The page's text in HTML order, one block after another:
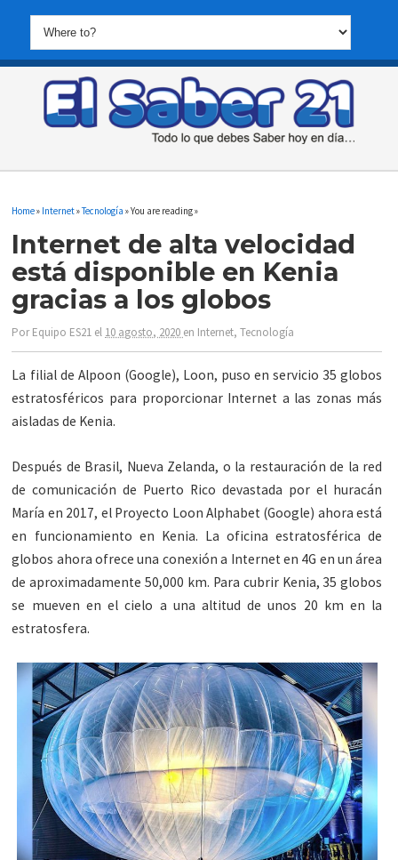
Home» Internet»Tecnología » You are reading »
Internet de alta velocidad
está disponible en Kenia
gracias a los globos
PorEquipo ES21 el 10 agosto, 2020 en Internet,Tecnología
La filial de Alpoon (Google), Loon, puso en servicio 35 globos
estratosféricos para proporcionar Internet a las zonas más
aisladas de Kenia.
Después de Brasil, Nueva Zelanda, o la restauración de la red
de comunicación de Puerto Rico devastada por el huracán
María en 2017, el Proyecto Loon Alphabet (Google) ahora está
en funcionamiento en Kenia. La oficina estratosférica de
globos ahora ofrece una conexión a Internet en 4G en un área
de aproximadamente 50,000 km. Para cubrir Kenia, 35 globos
se mueven en el cielo a una altitud de unos 20 km en la
estratosfera.